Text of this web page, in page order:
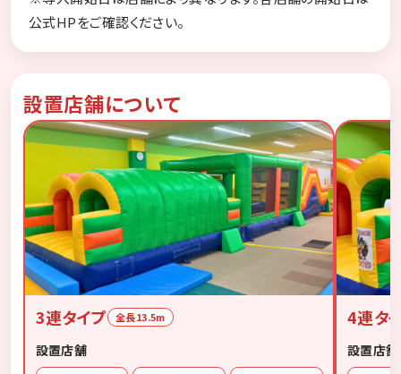
公式HPをご確認ください。
設置店舗について
3連タイプ 全長13.5m
設置店舗
4連タ
設置店舗